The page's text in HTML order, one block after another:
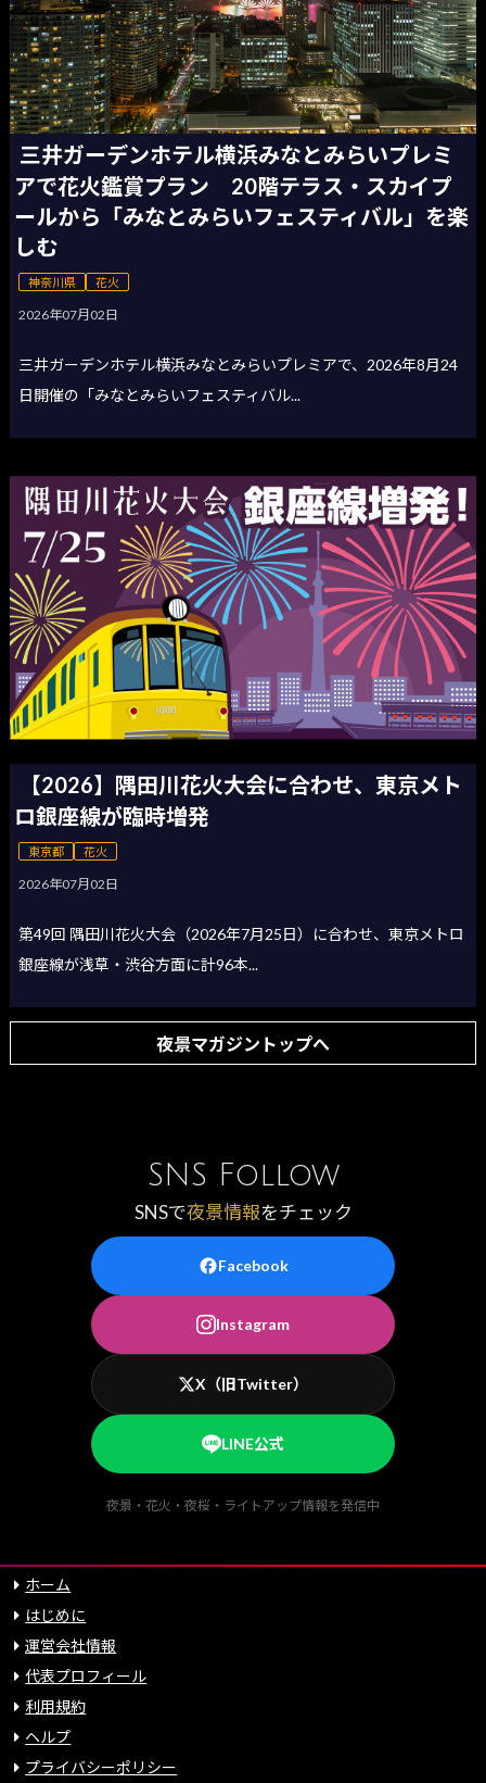
三井ガーデンホテル横浜みなとみらいプレミ
アで花火鑑賞プラン 20階テラス・スカイプ
ールから「みなとみらいフェスティバル」を楽
しむ
神奈川県 花火
2026年07月02日
三井ガーデンホテル横浜みなとみらいプレミアで、2026年8月24
日開催の「みなとみらいフェスティバル...
【2026】隅田川花火大会に合わせ、東京メト
ロ銀座線が臨時増発
東京都 花火
2026年07月02日
第49回 隅田川花火大会（2026年7月25日）に合わせ、東京メトロ
銀座線が浅草・渋谷方面に計96本...
夜景マガジントップへ
SNS Follow
SNSで夜景情報をチェック
Facebook
Instagram
X（旧Twitter）
LINE公式
夜景・花火・夜桜・ライトアップ情報を発信中
ホーム
はじめに
運営会社情報
代表プロフィール
利用規約
ヘルプ
プライバシーポリシー